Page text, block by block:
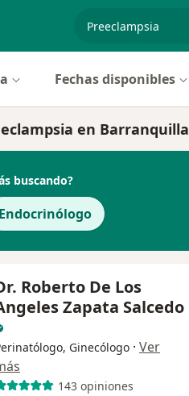
Fechas disponibles
en Barranquilla
buscando?
Endocrinólogo
Roberto De Los
Zapata Salcedo
Ginecólogo · Ver
143 opiniones